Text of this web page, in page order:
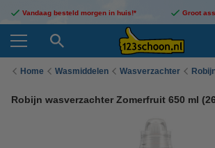
Vandaag besteld morgen in huis!* Groot
Home Wasmiddelen Wasverzachter
Robijn wasverzachter Zomerfruit 650 ml